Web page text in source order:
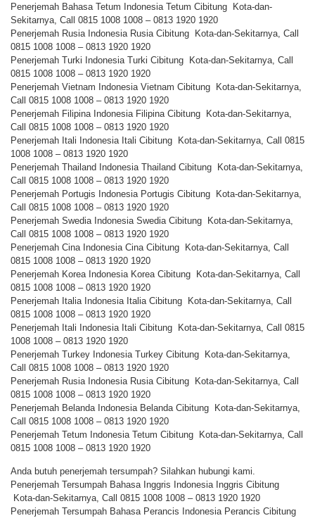
Penerjemah Bahasa Tetum Indonesia Tetum Cibitung Kota-dan-
Sekitarnya, Call 0815 1008 1008 – 0813 1920 1920
Penerjemah Rusia Indonesia Rusia Cibitung Kota-dan-Sekitarnya, Call
0815 1008 1008 – 0813 1920 1920
Penerjemah Turki Indonesia Turki Cibitung Kota-dan-Sekitarnya, Call
0815 1008 1008 – 0813 1920 1920
Penerjemah Vietnam Indonesia Vietnam Cibitung Kota-dan-Sekitarnya,
Call 0815 1008 1008 – 0813 1920 1920
Penerjemah Filipina Indonesia Filipina Cibitung Kota-dan-Sekitarnya,
Call 0815 1008 1008 – 0813 1920 1920
Penerjemah Itali Indonesia Itali Cibitung Kota-dan-Sekitarnya, Call 0815
1008 1008 – 0813 1920 1920
Penerjemah Thailand Indonesia Thailand Cibitung Kota-dan-Sekitarnya,
Call 0815 1008 1008 – 0813 1920 1920
Penerjemah Portugis Indonesia Portugis Cibitung Kota-dan-Sekitarnya,
Call 0815 1008 1008 – 0813 1920 1920
Penerjemah Swedia Indonesia Swedia Cibitung Kota-dan-Sekitarnya,
Call 0815 1008 1008 – 0813 1920 1920
Penerjemah Cina Indonesia Cina Cibitung Kota-dan-Sekitarnya, Call
0815 1008 1008 – 0813 1920 1920
Penerjemah Korea Indonesia Korea Cibitung Kota-dan-Sekitarnya, Call
0815 1008 1008 – 0813 1920 1920
Penerjemah Italia Indonesia Italia Cibitung Kota-dan-Sekitarnya, Call
0815 1008 1008 – 0813 1920 1920
Penerjemah Itali Indonesia Itali Cibitung Kota-dan-Sekitarnya, Call 0815
1008 1008 – 0813 1920 1920
Penerjemah Turkey Indonesia Turkey Cibitung Kota-dan-Sekitarnya,
Call 0815 1008 1008 – 0813 1920 1920
Penerjemah Rusia Indonesia Rusia Cibitung Kota-dan-Sekitarnya, Call
0815 1008 1008 – 0813 1920 1920
Penerjemah Belanda Indonesia Belanda Cibitung Kota-dan-Sekitarnya,
Call 0815 1008 1008 – 0813 1920 1920
Penerjemah Tetum Indonesia Tetum Cibitung Kota-dan-Sekitarnya, Call
0815 1008 1008 – 0813 1920 1920
Anda butuh penerjemah tersumpah? Silahkan hubungi kami.
Penerjemah Tersumpah Bahasa Inggris Indonesia Inggris Cibitung
Kota-dan-Sekitarnya, Call 0815 1008 1008 – 0813 1920 1920
Penerjemah Tersumpah Bahasa Perancis Indonesia Perancis Cibitung